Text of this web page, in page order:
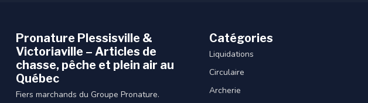
Pronature Plessisville &
Victoriaville – Articles de
chasse, pêche et plein air au
Québec
Fiers marchands du Groupe Pronature.
Catégories
Liquidations
Circulaire
Archerie